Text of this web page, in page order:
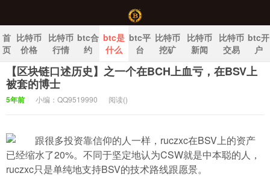
中国比特币官网
首
页
比特币
价格
比特币
行情
btc合
约
btc是
什么
btc平
台
比特币
挖矿
比特币
新闻
比特币
交易
btc开
户
【区块链口述历史】之一个在BCH上血亏，在BSV上
被套的博士
5年前 小编：QQ9519990 阅读()